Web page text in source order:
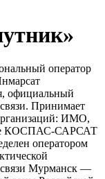
оператор
официальный
Принимает
ИМО,
КОСПАС-САРСАТ
оператором
связи Мурманск —